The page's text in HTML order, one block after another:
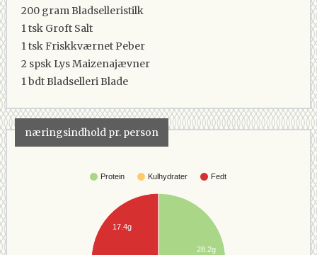
200 gramBladselleristilk
1 tsk Groft Salt
1 tskFriskkværnet Peber
2 spsk Lys Maizenajævner
1 bdtBladselleri Blade
næringsindhold pr. person
Protein Kulhydrater Fedt
28.2g
17.4g